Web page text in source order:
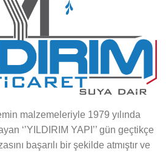
malzemeleriyle 1979 yılında
‘’YILDIRIM YAPI’’ gün geçtikçe
başarılı bir şekilde atmıştır ve